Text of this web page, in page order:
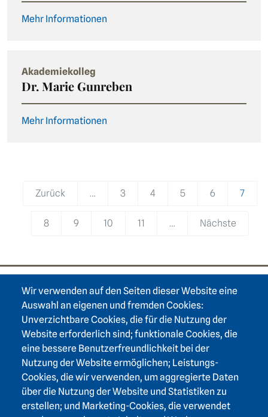
Wir verwenden auf den Seiten dieser Website eine
Auswahl an eigenen und fremden Cookies:
Unverzichtbare Cookies, die für die Nutzung der
Website erforderlich sind; funktionale Cookies, die
eine bessere Benutzerfreundlichkeit bei der
Nutzung der Website ermöglichen; Leistungs-
Cookies, die wir verwenden, um aggregierte Daten
über die Nutzung der Website und Statistiken zu
erstellen; und Marketing-Cookies, die verwendet
Mehr Informationen
Akademiekolleg
Dr. Marie Gunreben
Mehr Informationen
Zurück … 3 4 5 6 7
8 9 10 11 … Nächste
Footer area one
Footer area three
Heidelberger Akademie der Wissenschaften
Karlstraße 4
69117 Heidelberg